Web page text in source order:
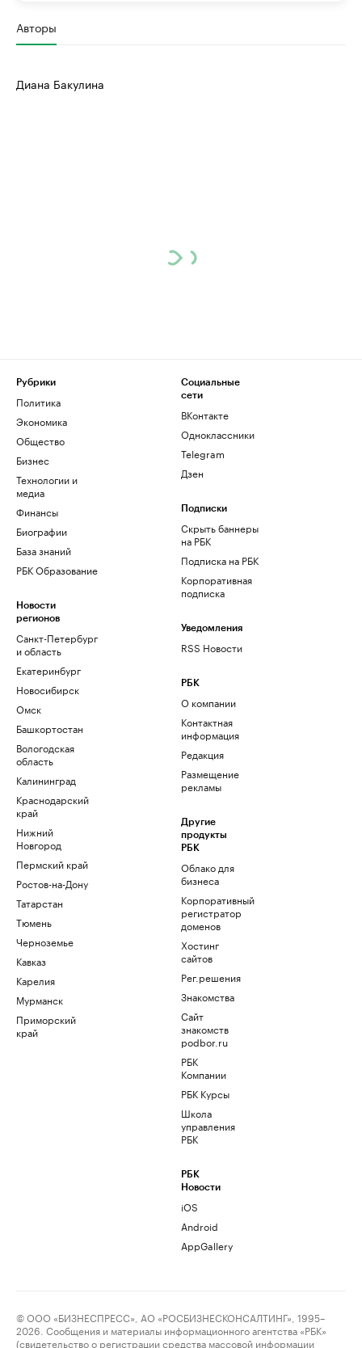
Авторы
Диана Бакулина
Рубрики
Политика
Экономика
Общество
Бизнес
Технологии и
медиа
Финансы
Биографии
База знаний
РБК Образование
Новости
регионов
Санкт-Петербург
и область
Екатеринбург
Новосибирск
Омск
Башкортостан
Вологодская
область
Калининград
Краснодарский
край
Нижний
Новгород
Пермский край
Ростов-на-Дону
Татарстан
Тюмень
Черноземье
Кавказ
Карелия
Мурманск
Приморский
край
Социальные
сети
ВКонтакте
Одноклассники
Telegram
Дзен
Подписки
Скрыть баннеры
на РБК
Подписка на РБК
Корпоративная
подписка
Уведомления
RSS Новости
РБК
О компании
Контактная
информация
Редакция
Размещение
рекламы
Другие
продукты
РБК
Облако для
бизнеса
Корпоративный
регистратор
доменов
Хостинг
сайтов
Рег.решения
Знакомства
Сайт
знакомств
podbor.ru
РБК
Компании
РБК Курсы
Школа
управления
РБК
РБК
Новости
iOS
Android
AppGallery
© ООО «БИЗНЕСПРЕСС», АО «РОСБИЗНЕСКОНСАЛТИНГ», 1995–
2026. Сообщения и материалы информационного агентства «РБК»
(свидетельство о регистрации средства массовой информации